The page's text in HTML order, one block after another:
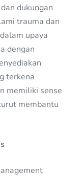
dukungan
trauma dan
upaya
dengan
terkena
memiliki sense
membantu